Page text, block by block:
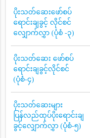
ပိုးသတ်ဆေးဖော်စပ်
ရောင်းချခွင့် လိုင်စင်
လျှောက်လွှာ (ပုံစံ -၃)
ပိုးသတ်ဆေး ဖော်စပ်
ရောင်းချခွင့်လိုင်စင်
(ပုံစံ-၄)
ပိုးသတ်ဆေးများ
ပြန်လည်ထုပ်ပိုးရောင်းချ
ခွင့်လျှောက်လွှာ (ပုံစံ-၅)